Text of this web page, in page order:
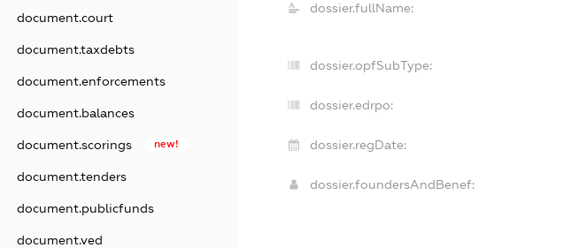
document.court
document.taxdebts
document.enforcements
document.balances
document.scorings new!
document.tenders
document.publicfunds
document.ved
dossier.fullName:
dossier.opfSubType:
dossier.edrpo:
dossier.regDate:
dossier.foundersAndBenef: